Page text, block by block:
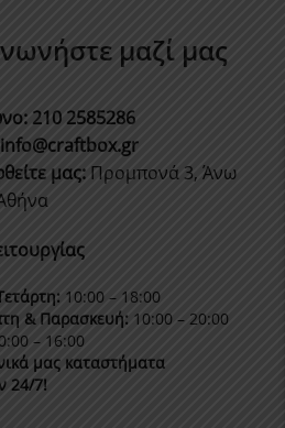
μαζί μας
: 210 2585286
info@craftbox.gr
μας: Προμπονά 3, Άνω
10:00 – 18:00
& Παρασκευή: 10:00 – 20:00
– 16:00
μας καταστήματα
24/7!